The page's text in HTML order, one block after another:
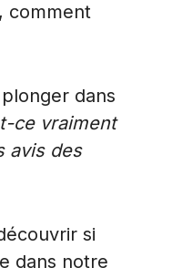
comment
dans
ce vraiment
avis des
si
dans notre